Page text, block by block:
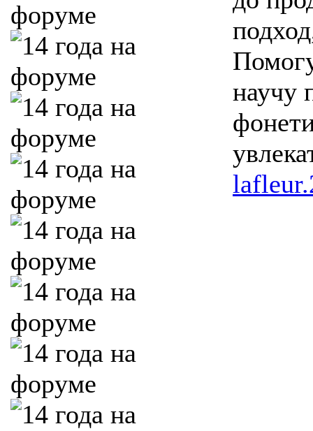
научу